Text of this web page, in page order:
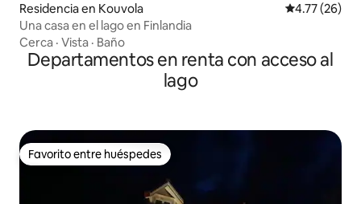
Residencia en Kouvola Calificación
4.77 (26)
Una casa en el lago en Finlandia
Cerca · Vista · Baño
Departamentos en renta con acceso al
lago
Favorito entre huéspedes
Favorito entre huéspedes